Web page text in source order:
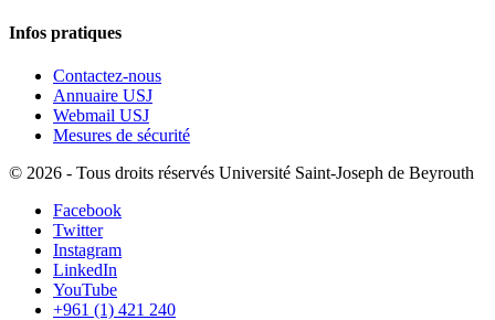
Infos pratiques
Contactez-nous
Annuaire USJ
Webmail USJ
Mesures de sécurité
© 2026 - Tous droits réservés Université Saint-Joseph de Beyrouth
Facebook
Twitter
Instagram
LinkedIn
YouTube
+961 (1) 421 240